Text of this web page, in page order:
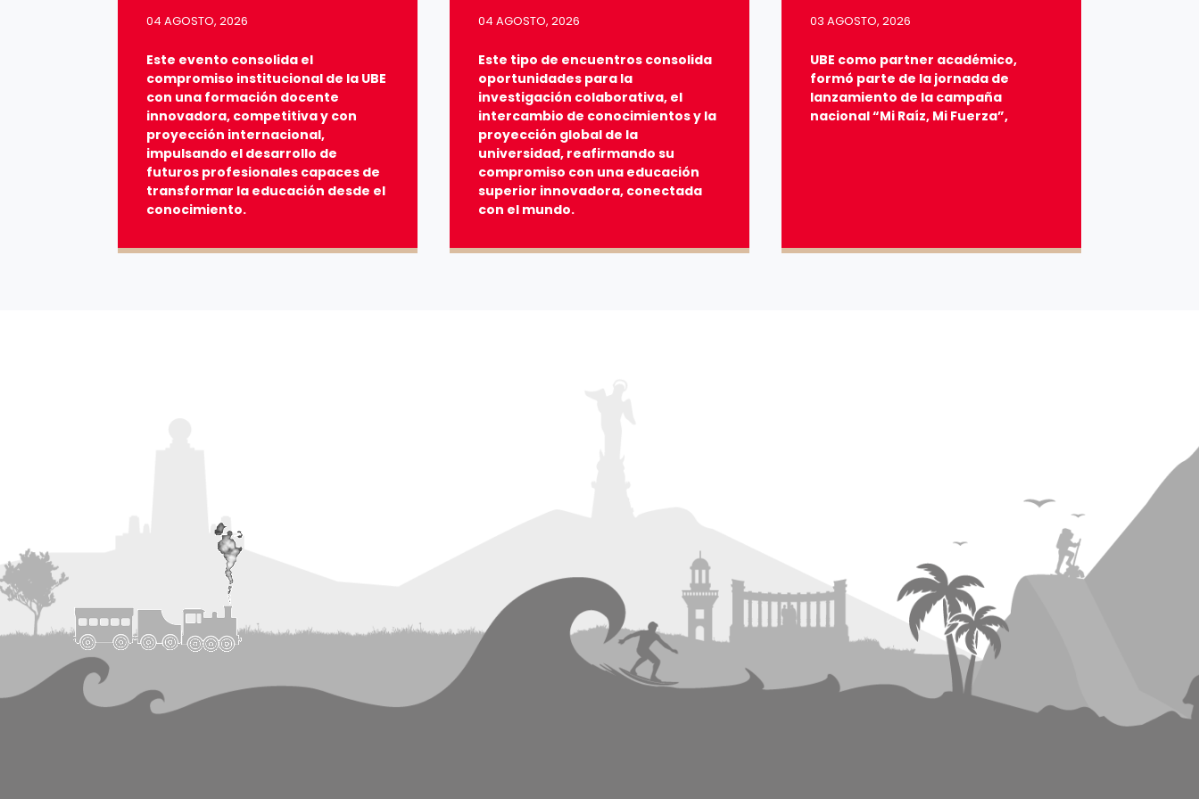
04 AGOSTO, 2026
Este evento consolida el
compromiso institucional de la UBE
con una formación docente
innovadora, competitiva y con
proyección internacional,
impulsando el desarrollo de
futuros profesionales capaces de
transformar la educación desde el
conocimiento.
04 AGOSTO, 2026
Este tipo de encuentros consolida
oportunidades para la
investigación colaborativa, el
intercambio de conocimientos y la
proyección global de la
universidad, reafirmando su
compromiso con una educación
superior innovadora, conectada
con el mundo.
03 AGOSTO, 2026
UBE como partner académico,
formó parte de la jornada de
lanzamiento de la campaña
nacional “Mi Raíz, Mi Fuerza”,